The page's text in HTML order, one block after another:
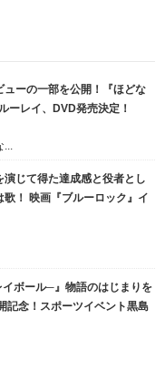
ーの一部を公開！『ほどな
ーレイ、DVD発売決定！
...
じて得た達成感と役者とし
！ 映画『ブルーロック』イ
ボール─』物語のはじまりを
記念！スポーツイベント黒島